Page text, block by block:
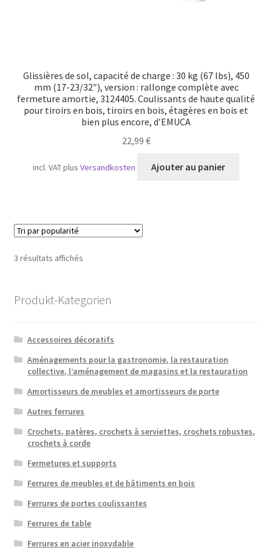
Glissières de sol, capacité de charge : 30 kg (67 lbs), 450
mm (17-23/32″), version : rallonge complète avec
fermeture amortie, 3124405. Coulissants de haute qualité
pour tiroirs en bois, tiroirs en bois, étagères en bois et
bien plus encore, d’EMUCA
22,99 €
incl. VATplusVersandkosten Ajouter au panier
3 résultats affichésTrié
Produkt-Kategorien
Accessoires décoratifs
Aménagements pour la gastronomie, la restauration
collective, l’aménagement de magasins et la restauration
Amortisseurs de meubles et amortisseurs de porte
Autres ferrures
Crochets, patères, crochets à serviettes, crochets robustes,
crochets à corde
Fermetures et supports
Ferrures de meubles et de bâtiments en bois
Ferrures de portes coulissantes
Ferrures de table
Ferrures en acier inoxydable